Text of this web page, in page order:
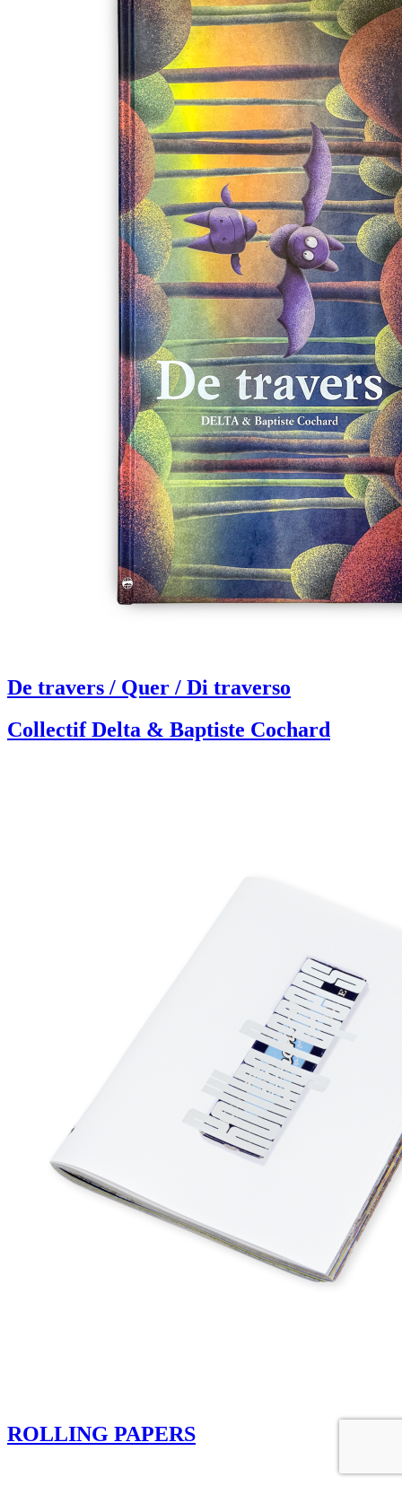
De travers / Quer / Di traverso
Collectif Delta & Baptiste Cochard
ROLLING PAPERS